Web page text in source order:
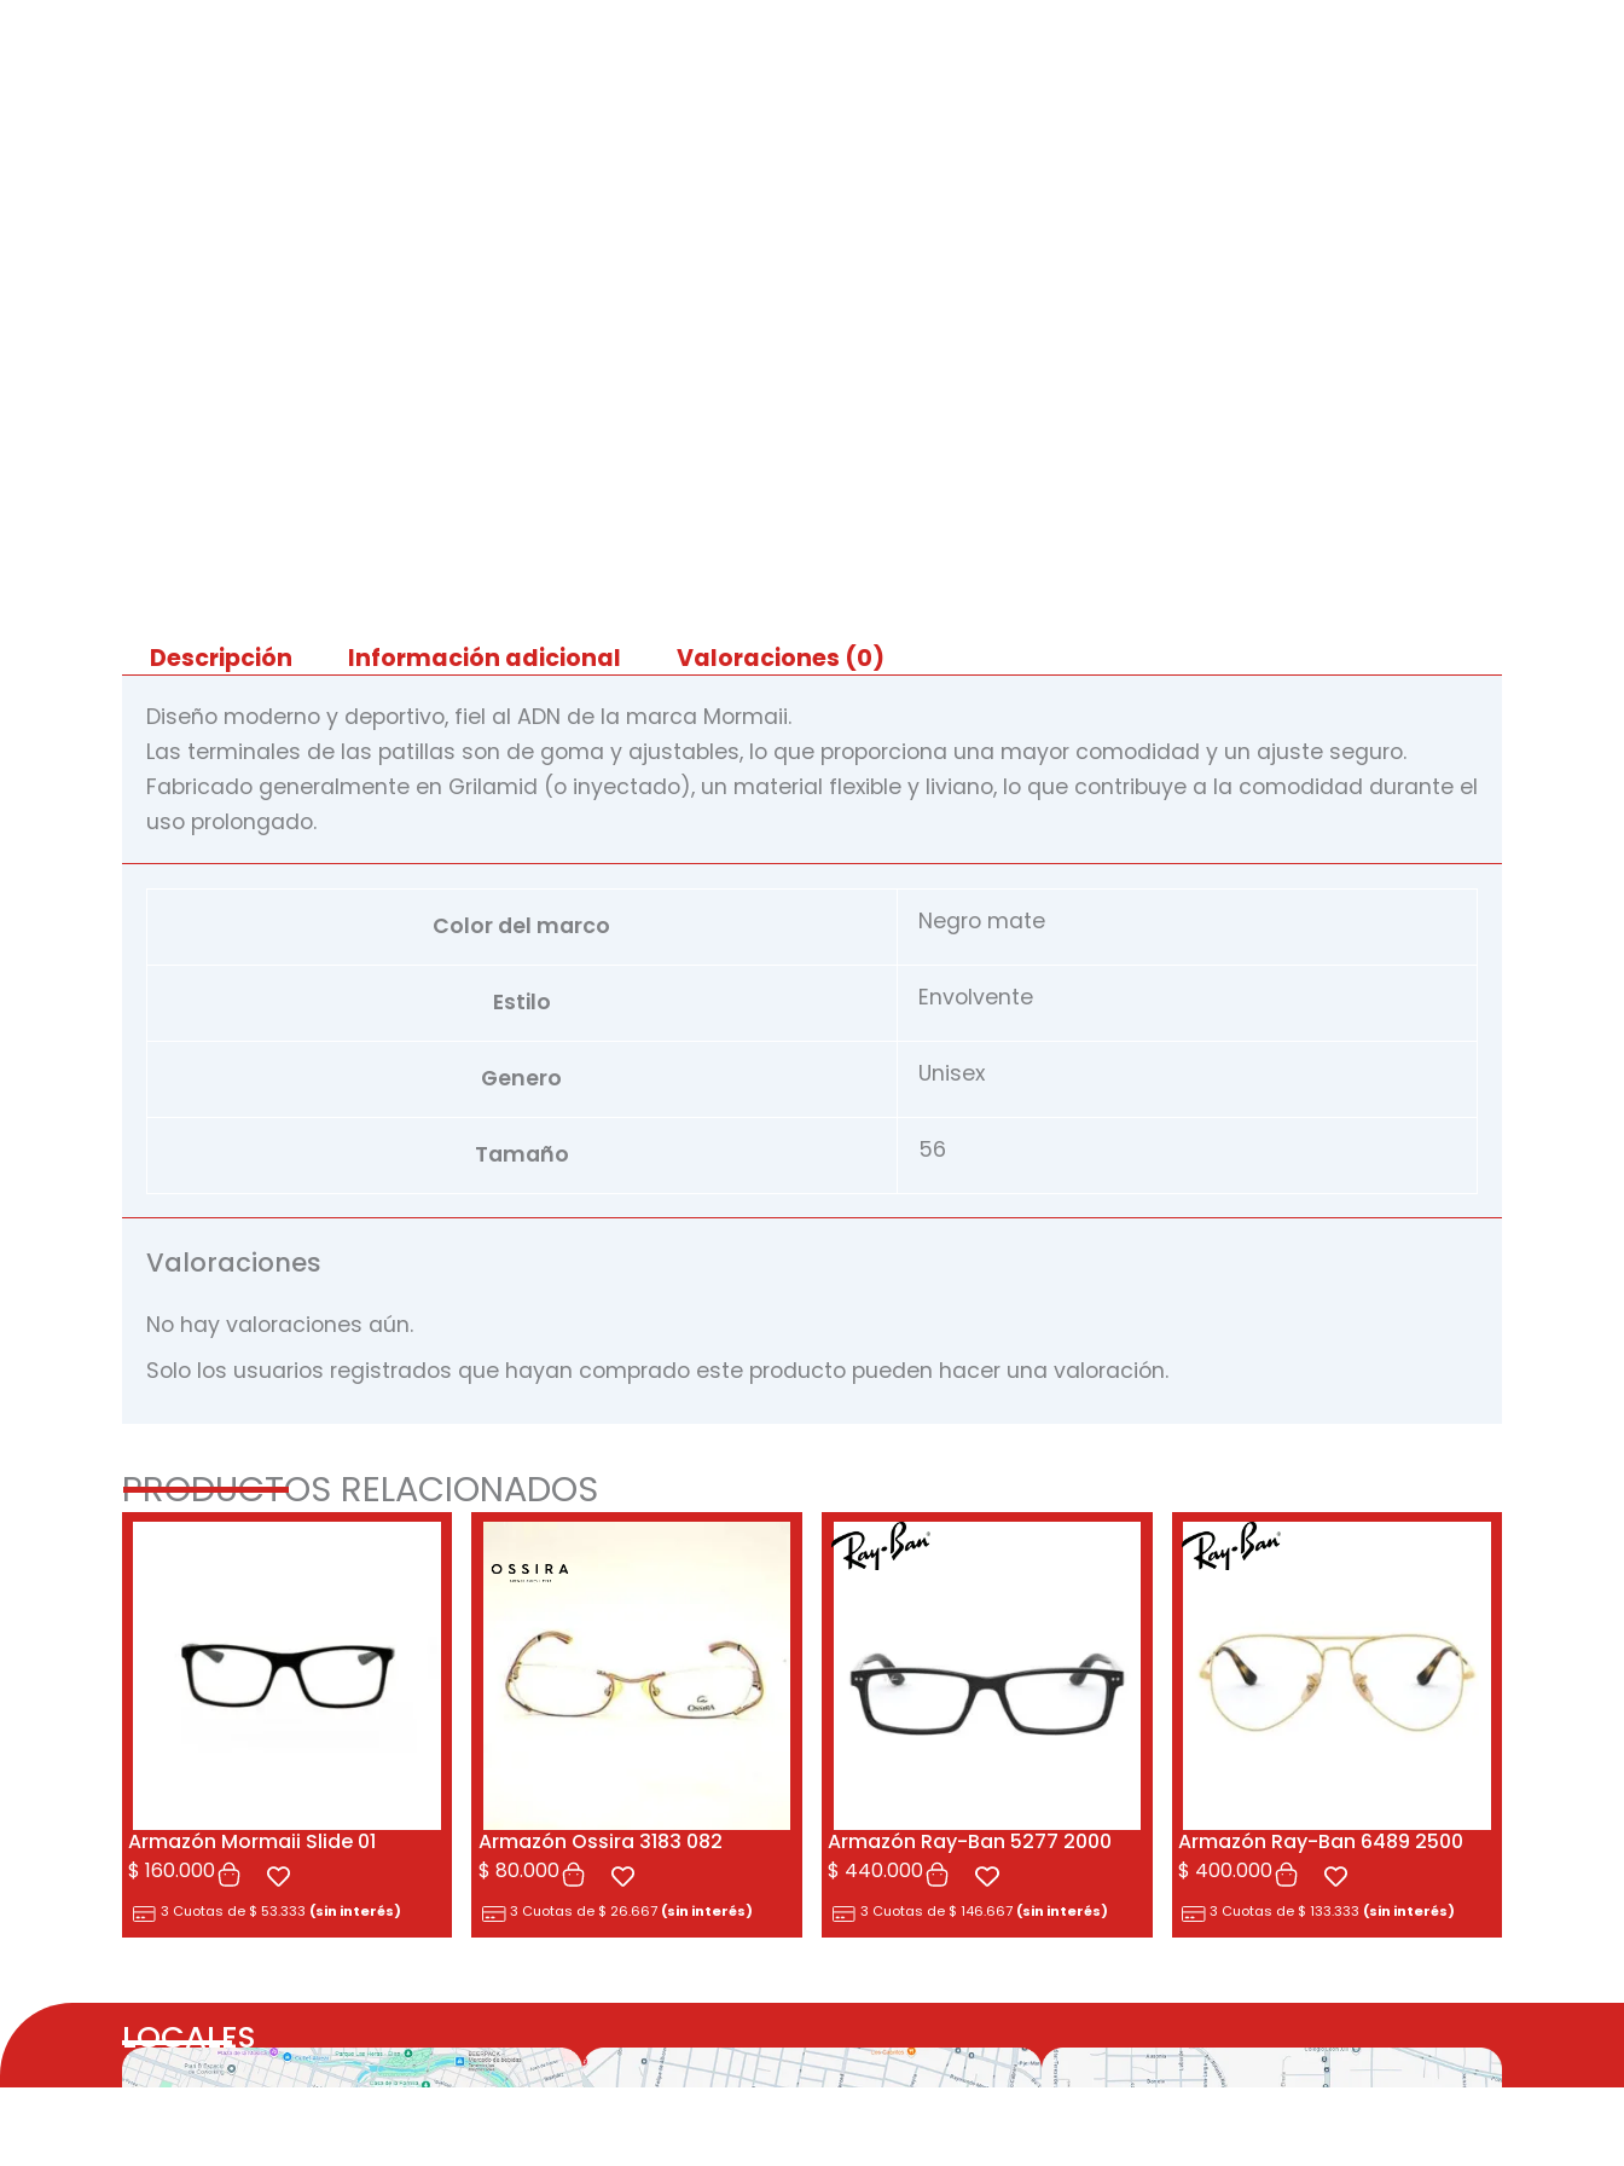
Descripción Información adicional Valoraciones (0)
Diseño moderno y deportivo, fiel al ADN de la marca Mormaii.
Las terminales de las patillas son de goma y ajustables, lo que proporciona una mayor comodidad y un ajuste seguro.
Fabricado generalmente en Grilamid (o inyectado), un material flexible y liviano, lo que contribuye a la comodidad durante el
uso prolongado.
Color del marco Negro mate
Estilo Envolvente
Genero Unisex
Tamaño 56
Valoraciones
No hay valoraciones aún.
Solo los usuarios registrados que hayan comprado este producto pueden hacer una valoración.
PRODUCTOS RELACIONADOS
Armazón Mormaii Slide 01
$ 160.000
3 Cuotas de $ 53.333 (sin interés)
Armazón Ossira 3183 082
$ 80.000
3 Cuotas de $ 26.667 (sin interés)
Armazón Ray-Ban 5277 2000
$ 440.000
3 Cuotas de $ 146.667 (sin interés)
Armazón Ray-Ban 6489 2500
$ 400.000
3 Cuotas de $ 133.333 (sin interés)
LOCALES